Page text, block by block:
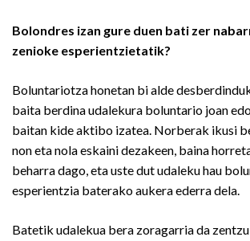
Bolondres izan gure duen bati zer
zenioke esperientzietatik?
Boluntariotza honetan bi alde
baita berdina udalekura boluntario joan
baitan kide aktibo izatea. Norberak ikusi
non eta nola eskaini dezakeen, baina
beharra dago, eta uste dut udaleku hau
esperientzia baterako aukera ederra dela.
Batetik udalekua bera zoragarria da